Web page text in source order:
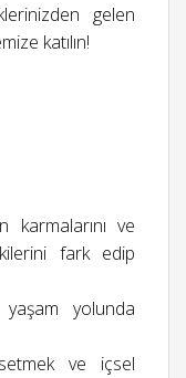
gelen
katılın!
karmalarını ve
fark edip
yolunda
ve içsel